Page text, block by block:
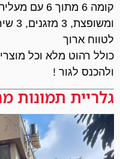
קומה 6 מתוך
לטווח ארוך
כולל רהוט מלא וכל
ולהכנס לגור !
גלריית תמונות